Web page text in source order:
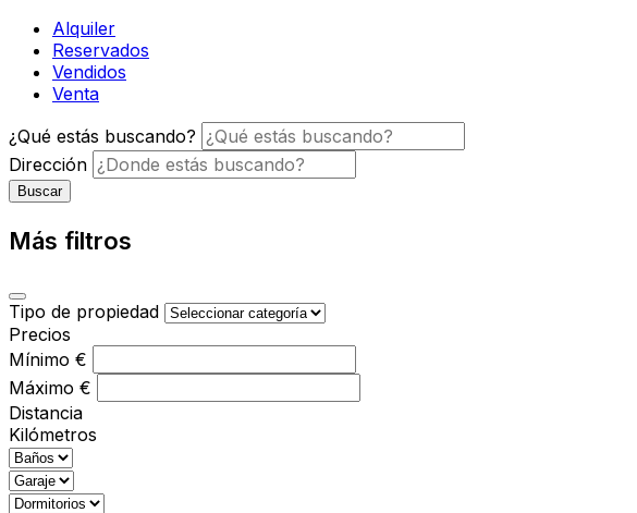
Alquiler
Reservados
Vendidos
Venta
¿Qué estás buscando?
Dirección
Buscar
Más filtros
Tipo de propiedad
Precios
Mínimo €
Máximo €
Distancia
Kilómetros